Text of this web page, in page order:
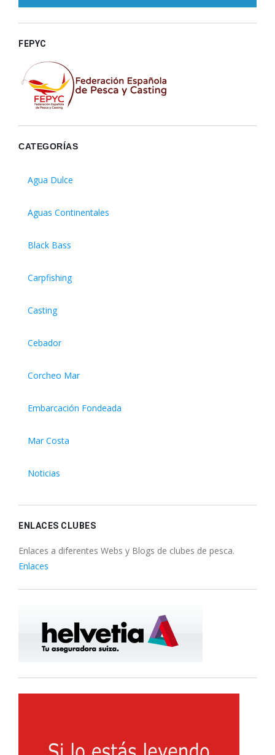
FEPYC
CATEGORÍAS
Agua Dulce
Aguas Continentales
Black Bass
Carpfishing
Casting
Cebador
Corcheo Mar
Embarcación Fondeada
Mar Costa
Noticias
ENLACES CLUBES
Enlaces a diferentes Webs y Blogs de clubes de pesca.
Enlaces